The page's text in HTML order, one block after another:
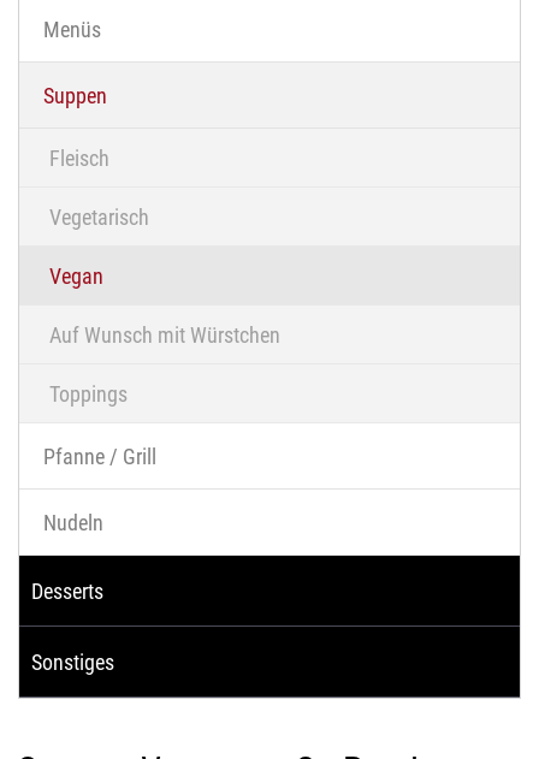
Menüs
Suppen
Fleisch
Vegetarisch
Vegan
Auf Wunsch mit Würstchen
Toppings
Pfanne / Grill
Nudeln
Desserts
Sonstiges